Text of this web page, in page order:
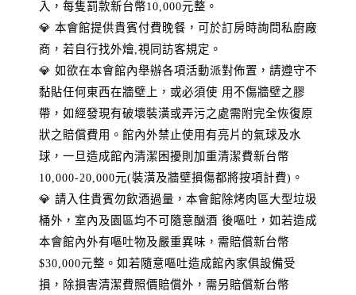
入，每隻罰款新台幣10,000元整。
💎 本會館提供貴賓付費晚餐，可於訂房時詢問私廚廠
商，若自行找外燴,視同訪客規定。
💎 如欲在本會館內舉辦各項活動派對佈置，請遵守不
黏貼任何東西在牆壁上，或必須使 用不傷牆壁之膠
帶，如經發現有破壞裝潢或弄污之處需附完全恢復原
狀之賠償費用。館內外禁止使用有亮片的氣球及水
球，一旦造成館內清潔困擾則加重清潔費新台幣
10,000-20,000元(裝潢及牆壁損傷都將按項計費)。
💎 請入住貴賓勿飲酒過量，本會館除烤肉區大型垃圾
桶外，室內及園區均不可隨意酗酒 後嘔吐，如若造成
本會館內外有嘔吐物及嚴重異味，需賠償新台幣
$30,000元整。如若隨意嘔吐造成館內家俱設備受
損，除損害清潔費照價賠償外，需另賠償新台幣